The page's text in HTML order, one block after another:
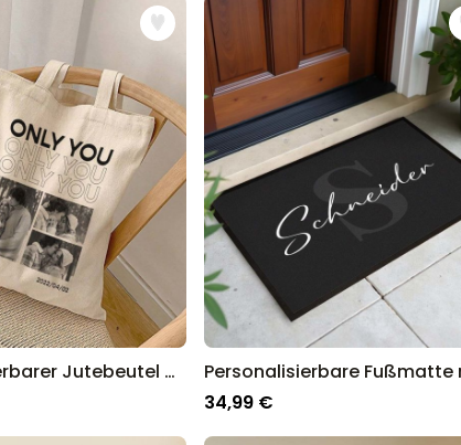
Personalisierbarer Jutebeutel mit Schwarz Weiß Fotos und Text
34,99 €